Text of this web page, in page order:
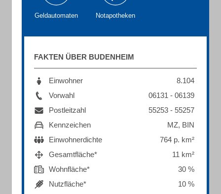
Geldautomaten Notapotheken
FAKTEN ÜBER BUDENHEIM
Einwohner
8.104
Vorwahl
06131 - 06139
Postleitzahl
55253 - 55257
Kennzeichen
MZ, BIN
Einwohnerdichte
764 p. km²
Gesamtfläche*
11 km²
Wohnfläche*
30 %
Nutzfläche*
10 %